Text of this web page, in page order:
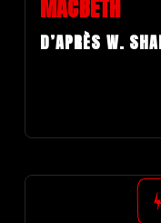
MACBETH
D’APRÈS W.